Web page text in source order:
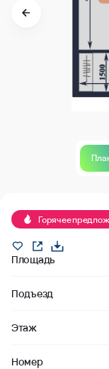
Горячее
Площадь
Подъезд
Этаж
Номер